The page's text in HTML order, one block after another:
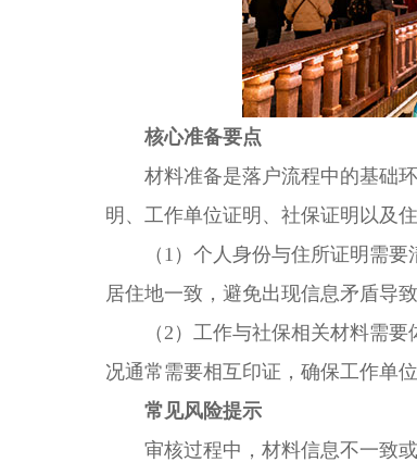
核心准备要点
材料准备是落户流程中的基础环
明、工作单位证明、社保证明以及
（1）个人身份与住所证明需要
居住地一致，避免出现信息矛盾导
（2）工作与社保相关材料需要
况通常需要相互印证，确保工作单
常见风险提示
审核过程中，材料信息不一致或